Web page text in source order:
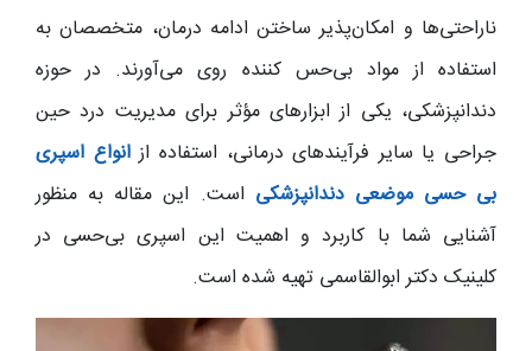
ناراحتی‌ها و امکان‌پذیر ساختن ادامه درمان، متخصصان به
استفاده از مواد بی‌حس‌ کننده روی می‌آورند. در حوزه
دندانپزشکی، یکی از ابزارهای مؤثر برای مدیریت درد حین
جراحی یا سایر فرآیندهای درمانی، استفاده ازانواع اسپری
بی حسی موضعی دندانپزشکی است. این مقاله به منظور
آشنایی شما با کاربرد و اهمیت این اسپری بی‌حسی در
کلینیک دکتر ابوالقاسمی تهیه شده است.